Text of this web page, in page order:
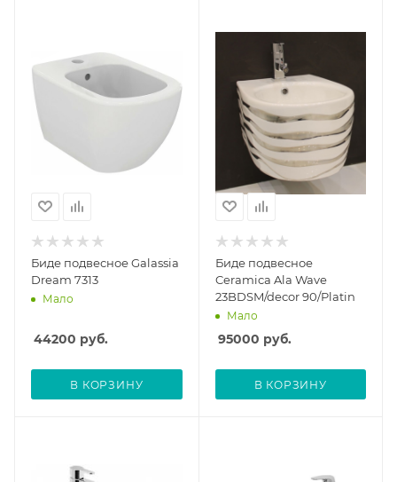
Биде подвесное Galassia
Dream 7313
Мало
44200 руб.
В КОРЗИНУ
Биде подвесное
Ceramica Ala Wave
23BDSM/decor 90/Platin
Мало
95000 руб.
В КОРЗИНУ